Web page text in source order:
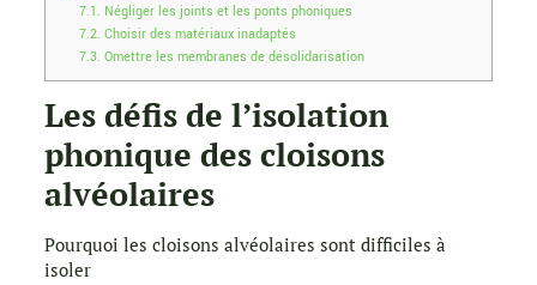
7.1. Négliger les joints et les ponts phoniques
7.2. Choisir des matériaux inadaptés
7.3. Omettre les membranes de désolidarisation
Les défis de l’isolation
phonique des cloisons
alvéolaires
Pourquoi les cloisons alvéolaires sont difficiles à
isoler